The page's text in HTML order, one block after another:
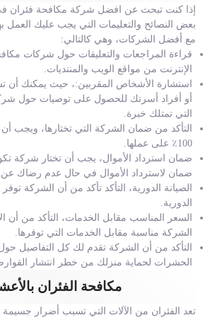
إذا كنت تبحث عن افضل شركة مكافحة فئران
بعض النصائح والتعليمات التي يجب عليك العمل
مع أفضل الشركات، وهي كالتالي:
قراءة المراجعات والتعليقات حول شركات
الإنترنت من مواقع الويب والمنتديات.
استشارة الأشخاص المقربين:، حيث يمكنك أن
أو أفراد أسرتك للحصول على توصيات حول
التي تمتلك خبرة.
التأكد من ضمان الشركة التي تختارها، ويجب
100٪ على عملها.
ضمان استرداد الأموال، يجب أن تختار شركة
ضمان لاسترداد الأموال في حال عدم رضاك عن
الصيانة الدورية، التأكد تأكد من أن الشركة
الدورية.
السعر المناسب مقابل الخدمات، التأكد من أن
الشركة مناسبة مقابل الخدمات التي توفرها.
التأكد من أن الشركة تقدم لك كل التفاصيل
الحشرات لحماية منزلك من خطر انتشار
مكافحة الفئران
تعد الفئران من الآلات التي تسبب أضرار جسيمة